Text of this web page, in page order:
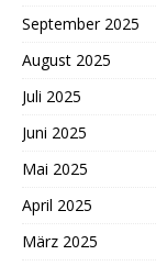
September 2025
August 2025
Juli 2025
Juni 2025
Mai 2025
April 2025
März 2025